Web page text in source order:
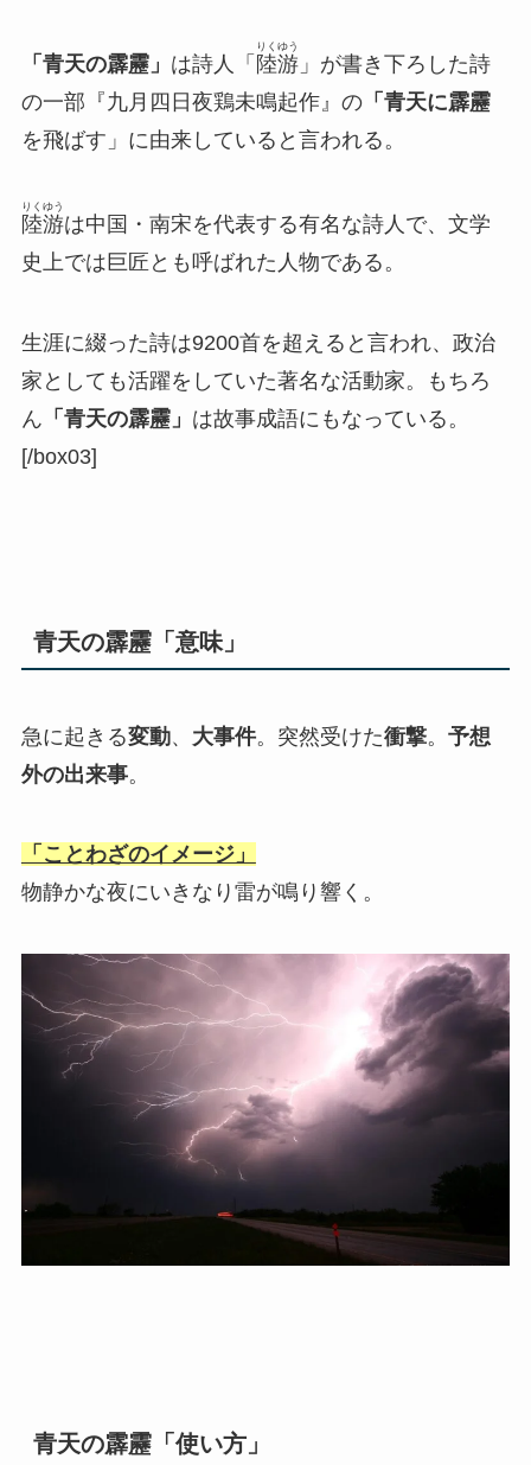
「青天の霹靂」 は詩人「 陸游
りくゆう
」が書き下ろした詩
の一部『九月四日夜鶏未鳴起作』の「青天に霹靂
を飛ばす」に由来していると言われる。
陸游
りくゆう
は中国・南宋を代表する有名な詩人で、文学
史上では巨匠とも呼ばれた人物である。
生涯に綴った詩は9200首を超えると言われ、政治
家としても活躍をしていた著名な活動家。もちろ
ん 「青天の霹靂」 は故事成語にもなっている。
[/box03]
青天の霹靂「意味」
急に起きる変動、 大事件。突然受けた衝撃。 予想
外の出来事。
「ことわざのイメージ」
物静かな夜にいきなり雷が鳴り響く。
青天の霹靂「使い方」